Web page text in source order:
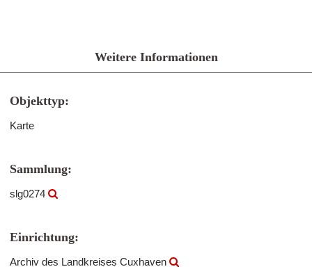
Weitere Informationen
Objekttyp:
Karte
Sammlung:
slg0274
Einrichtung:
Archiv des Landkreises Cuxhaven